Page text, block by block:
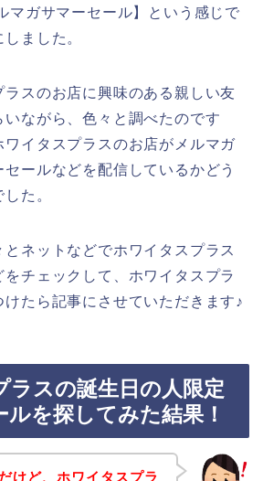
マガサマーセール】という感じで
ました。
ラスのお店に興味のある親しい友
ながら、色々と調べたのです
ワイタスプラスのお店がメルマガ
ールなどを配信しているかどう
た。
ネットなどでホワイタスプラス
チェックして、ホワイタスプラ
けたら記事にさせていただきます♪
ラスの誕生日の人限定
を探してみた結果！
けど、ホワイタスプラ